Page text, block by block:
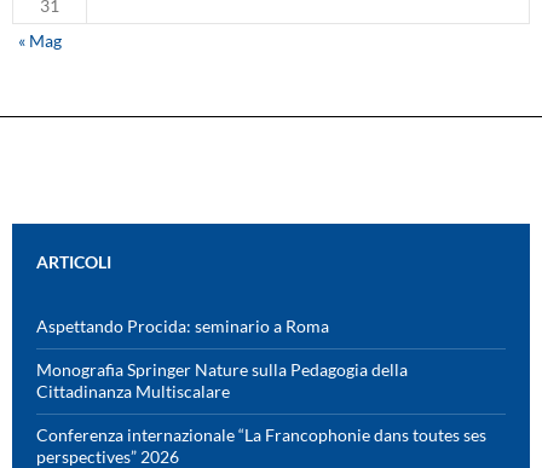
31
« Mag
ARTICOLI
Aspettando Procida: seminario a Roma
Monografia Springer Nature sulla Pedagogia della
Cittadinanza Multiscalare
Conferenza internazionale “La Francophonie dans toutes ses
perspectives” 2026